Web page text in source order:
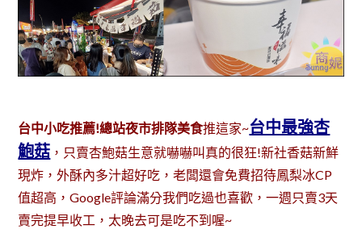
台中小吃推薦!總站夜市排隊美食推這家~台中最強杏
鮑菇 ，只賣杏鮑菇生意就嚇嚇叫真的很狂!新社香菇新鮮
現炸，外酥內多汁超好吃，老闆還會免費招待鳳梨冰CP
值超高，Google評論滿分我們吃過也喜歡，一週只賣3天
賣完提早收工，太晚去可是吃不到喔~